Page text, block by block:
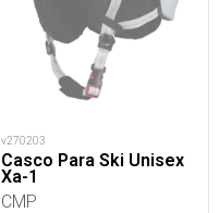
v270203
Casco Para Ski Unisex
Xa-1
CMP